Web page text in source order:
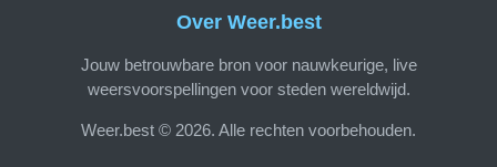
Over Weer.best
Jouw betrouwbare bron voor nauwkeurige, live
weersvoorspellingen voor steden wereldwijd.
Weer.best © 2026. Alle rechten voorbehouden.